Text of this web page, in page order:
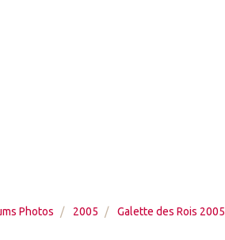
Photos 2005 Galette des Rois 2005